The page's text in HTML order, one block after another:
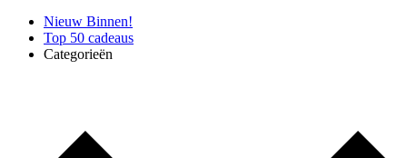
Nieuw Binnen!
Top 50 cadeaus
Categorieën